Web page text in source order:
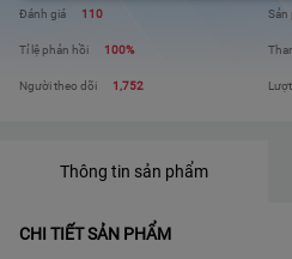
Đánh giá 110 Sản
Tỉ lệ phản hồi 100%
Người theo dõi 1,752
Thông tin sản phẩm
CHI TIẾT SẢN PHẨM